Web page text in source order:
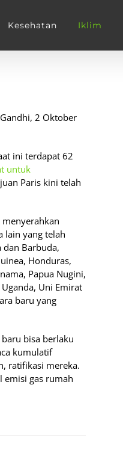
Kesehatan Iklim
2 Oktober
ini terdapat 62
untuk
Paris kini telah
lain yang telah
dan Barbuda,
Honduras,
Papua Nugini,
Uni Emirat
baru yang
bisa berlaku
kumulatif
ratifikasi mereka.
emisi gas rumah